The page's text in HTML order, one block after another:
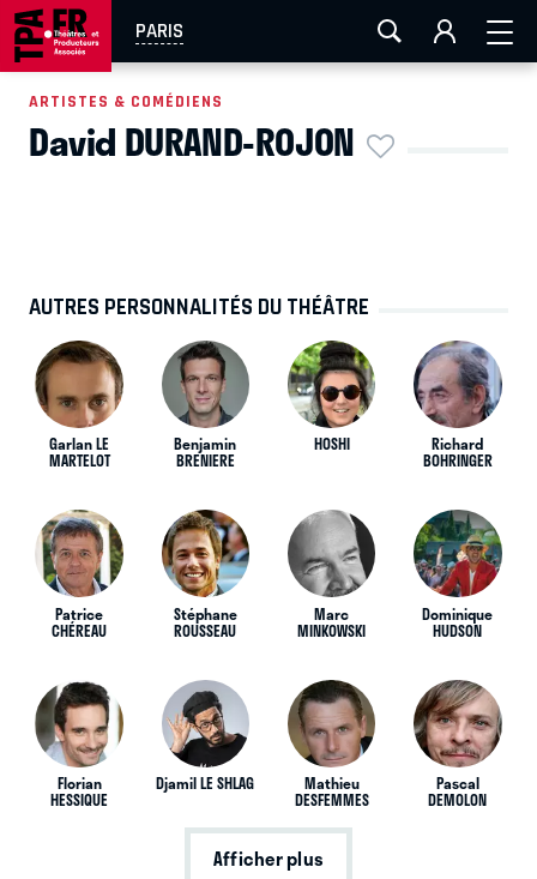
PARIS
AIX-MARSEILLE LA ROCHELLE
EN TOURNÉE
ARTISTES & COMÉDIENS
David DURAND-ROJON
AUTRES PERSONNALITÉS DU THÉÂTRE
Garlan LE
MARTELOT
Benjamin
BRENIERE
HOSHI Richard
BOHRINGER
Patrice
CHÉREAU
Stéphane
ROUSSEAU
Marc
MINKOWSKI
Dominique
HUDSON
Florian
HESSIQUE
Djamil LE SHLAG Mathieu
DESFEMMES
Pascal
DEMOLON
Afficher plus